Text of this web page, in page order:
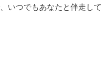
いつでもあなたと伴走して